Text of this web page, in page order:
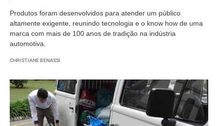
Produtos foram desenvolvidos para atender um público
altamente exigente, reunindo tecnologia e o know how de uma
marca com mais de 100 anos de tradição na indústria
automotiva.
CHRISTIANE BENASSI